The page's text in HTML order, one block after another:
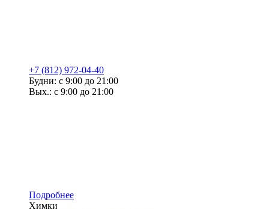
+7 (812) 972-04-40
Будни: с 9:00 до 21:00
Вых.: с 9:00 до 21:00
Подробнее
Химки